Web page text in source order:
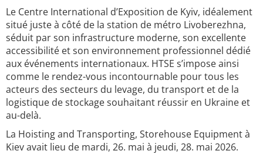
Le Centre International d’Exposition de Kyiv, idéalement
situé juste à côté de la station de métro Livoberezhna,
séduit par son infrastructure moderne, son excellente
accessibilité et son environnement professionnel dédié
aux événements internationaux. HTSE s’impose ainsi
comme le rendez-vous incontournable pour tous les
acteurs des secteurs du levage, du transport et de la
logistique de stockage souhaitant réussir en Ukraine et
au-delà.
La Hoisting and Transporting, Storehouse Equipment à
Kiev avait lieu de mardi, 26. mai à jeudi, 28. mai 2026.